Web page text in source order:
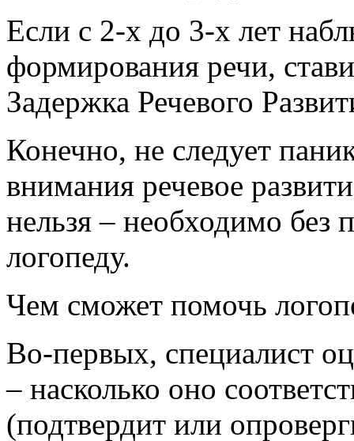
Если с 2-х до 3-х лет
формирования речи,
Задержка Речевого
Конечно, не следует
внимания речевое
нельзя – необходимо без
логопеду.
Чем сможет помочь
Во-первых, специалист
– насколько оно
(подтвердит или